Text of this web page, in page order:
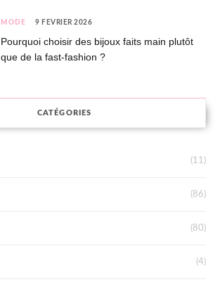
MODE 9 FÉVRIER 2026
Pourquoi choisir des bijoux faits main plutôt
que de la fast-fashion ?
CATÉGORIES
(11)
(86)
(80)
(4)